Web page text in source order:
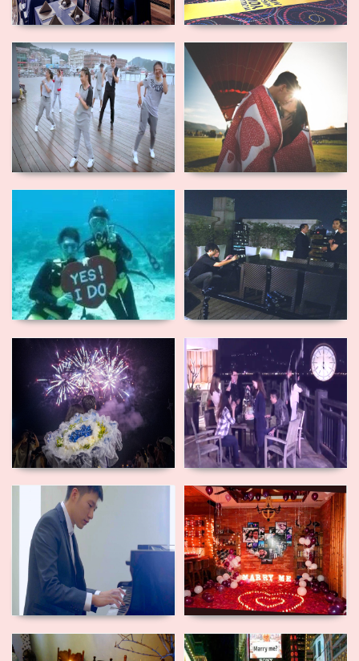
跳舞快閃求
婚
熱氣球求婚
海底求婚
實境微電影
求婚
奢華煙火求
婚
時間暫停求
婚
“不能說的秘
密”求婚
浪漫佈置求
婚
客製化餐點
紐約時代廣